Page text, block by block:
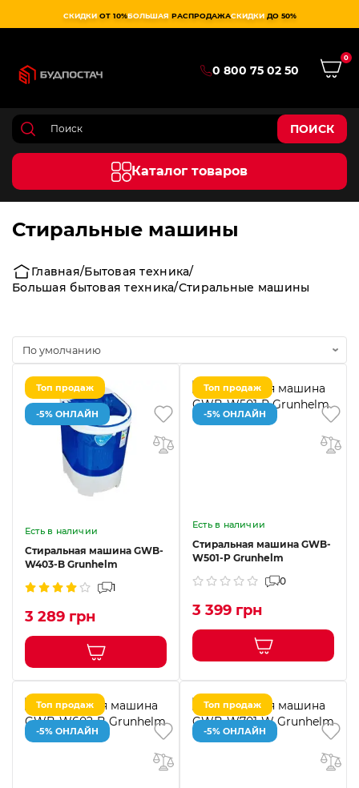
СКИДКИ ОТ 10%БОЛЬШАЯ РАСПРОДАЖАСКИДКИ ДО 50%
0 800 75 02 50
0
ПОИСК
Каталог товаров
Стиральные машины
Главная Бытовая техника
Большая бытовая техника Стиральные машины
Топ продаж
-5% ОНЛАЙН
Есть в наличии
Стиральная машина GWB-
W403-B Grunhelm
1
3 289 грн
Топ продаж
-5% ОНЛАЙН
Есть в наличии
Стиральная машина GWB-
W501-P Grunhelm
0
3 399 грн
Топ продаж
-5% ОНЛАЙН
Топ продаж
-5% ОНЛАЙН